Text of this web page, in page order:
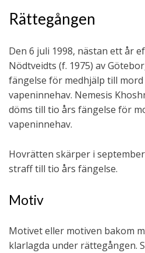
Rättegången
Den 6 juli 1998, nästan ett år
Nödtveidts (f. 1975) av
fängelse för medhjälp till mord
vapeninnehav. Nemesis
döms till tio års fängelse för
vapeninnehav.
Hovrätten skärper i
straff till tio års fängelse.
Motiv
Motivet eller motiven bakom
klarlagda under rättegången.